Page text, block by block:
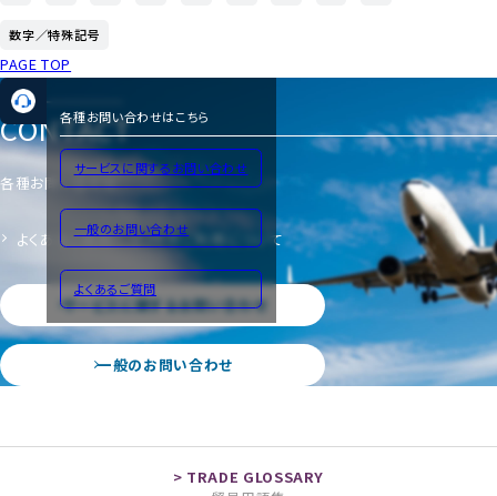
数字／特殊記号
PAGE TOP
各種お問い合わせはこちら
サービスに関するお問い合わせ
一般のお問い合わせ
よくあるご質問
CONTACT
各種お問い合わせ
よくあるご質問 サイトのご利用について
サービスに関するお問い合わせ
一般のお問い合わせ